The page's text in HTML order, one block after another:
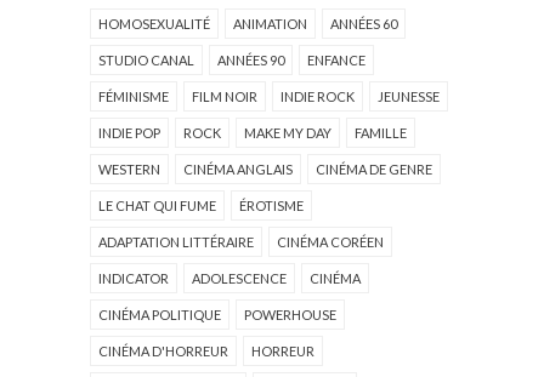
HOMOSEXUALITÉ ANIMATION ANNÉES 60
STUDIO CANAL ANNÉES 90 ENFANCE
FÉMINISME FILM NOIR INDIE ROCK JEUNESSE
INDIE POP ROCK MAKE MY DAY FAMILLE
WESTERN CINÉMA ANGLAIS CINÉMA DE GENRE
LE CHAT QUI FUME ÉROTISME
ADAPTATION LITTÉRAIRE CINÉMA CORÉEN
INDICATOR ADOLESCENCE CINÉMA
CINÉMA POLITIQUE POWERHOUSE
CINÉMA D'HORREUR HORREUR